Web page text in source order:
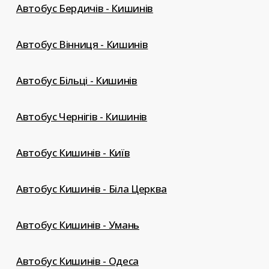
Автобус Бердичів - Кишинів
Автобус Вінниця - Кишинів
Автобус Більці - Кишинів
Автобус Чернігів - Кишинів
Автобус Кишинів - Київ
Автобус Кишинів - Біла Церква
Автобус Кишинів - Умань
Автобус Кишинів - Одеса